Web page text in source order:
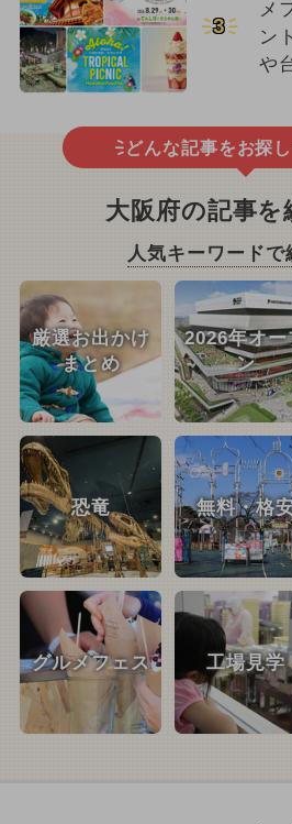
3
メ
ン
や
どんな記事をお探
大阪府の記事を
人気キーワードで
厳選お出かけ
まとめ
2026年オー
ン
恐竜 無料・格
グルメフェス 工場見学